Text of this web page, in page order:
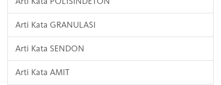
Arti Kata GRANULASI
Arti Kata SENDON
Arti Kata AMIT